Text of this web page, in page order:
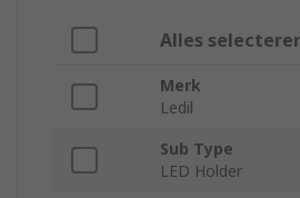
Alles
Merk
Ledil
Sub Type
LED Holder